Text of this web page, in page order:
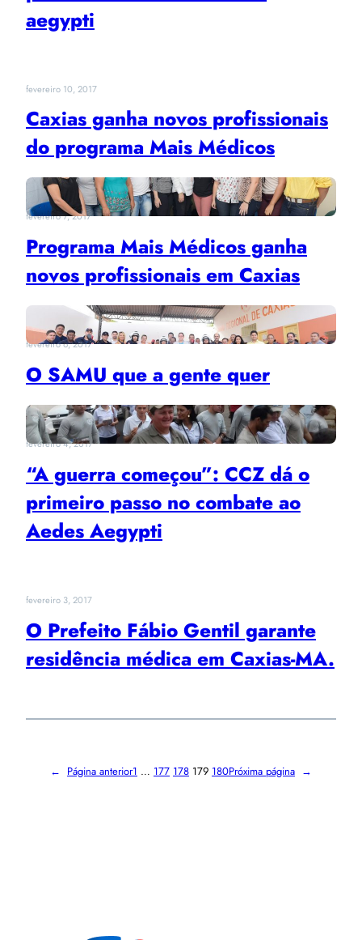
aegypti
fevereiro 10, 2017
Caxias ganha novos profissionais
do programa Mais Médicos
fevereiro 7, 2017
Programa Mais Médicos ganha
novos profissionais em Caxias
fevereiro 6, 2017
O SAMU que a gente quer
fevereiro 4, 2017
“A guerra começou”: CCZ dá o
primeiro passo no combate ao
Aedes Aegypti
fevereiro 3, 2017
O Prefeito Fábio Gentil garante
residência médica em Caxias-MA.
← Página anterior1 … 177 178 179 180Próxima página →